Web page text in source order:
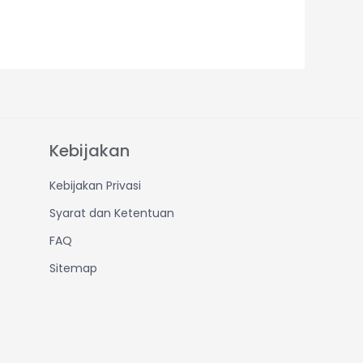
Kebijakan
Kebijakan Privasi
Syarat dan Ketentuan
FAQ
Sitemap